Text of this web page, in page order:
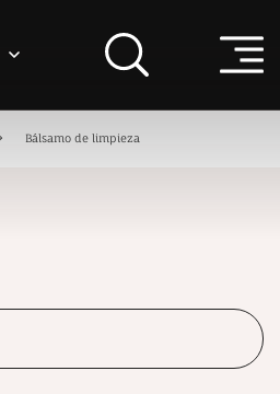
Bálsamo de limpieza